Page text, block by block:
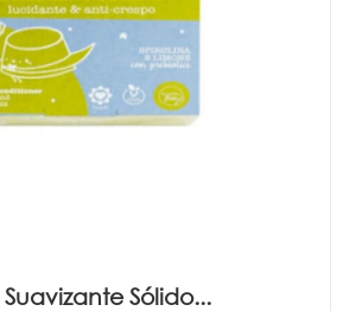
Sólido...